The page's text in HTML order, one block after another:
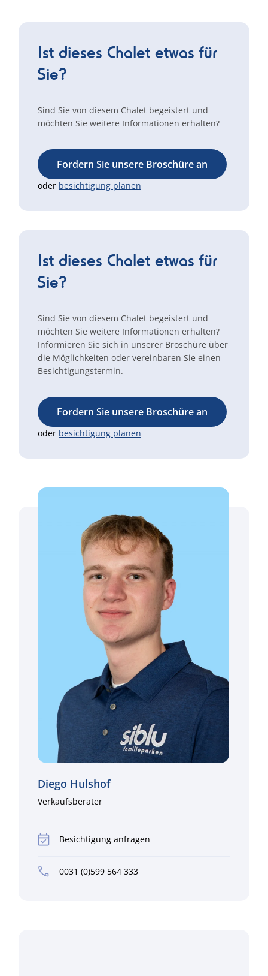
Ist dieses Chalet etwas für
Sie?
Sind Sie von diesem Chalet begeistert und
möchten Sie weitere Informationen erhalten?
Fordern Sie unsere Broschüre an
oder besichtigung planen
Ist dieses Chalet etwas für
Sie?
Sind Sie von diesem Chalet begeistert und
möchten Sie weitere Informationen erhalten?
Informieren Sie sich in unserer Broschüre über
die Möglichkeiten oder vereinbaren Sie einen
Besichtigungstermin.
Fordern Sie unsere Broschüre an
oder besichtigung planen
Diego Hulshof
Verkaufsberater
Besichtigung anfragen
0031 (0)599 564 333